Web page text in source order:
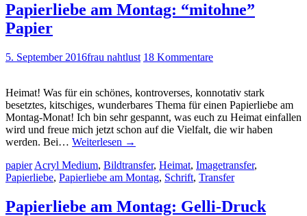
Papierliebe am Montag: “mitohne”
Papier
5. September 2016frau nahtlust 18 Kommentare
Heimat! Was für ein schönes, kontroverses, konnotativ stark
besetztes, kitschiges, wunderbares Thema für einen Papierliebe am
Montag-Monat! Ich bin sehr gespannt, was euch zu Heimat einfallen
wird und freue mich jetzt schon auf die Vielfalt, die wir haben
werden. Bei… Weiterlesen →
papier Acryl Medium, Bildtransfer, Heimat, Imagetransfer,
Papierliebe, Papierliebe am Montag, Schrift, Transfer
Papierliebe am Montag: Gelli-Druck